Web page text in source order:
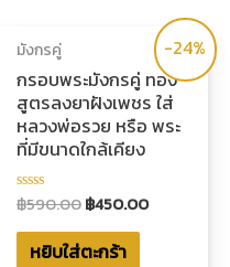
-24%
มังกรคู่
กรอบพระมังกรคู่ ทอง
สูตรลงยาฝังเพชร ใส่
หลวงพ่อรวย หรือ พระ
ที่มีขนาดใกล้เคียง
ให้
0
ตั้งแต่
฿590.00฿450.00
หยิบใส่ตะกร้า